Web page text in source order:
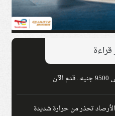
قراءة
8 أغسطس 2026.. الأرصاد تحذر من حرارة شديدة